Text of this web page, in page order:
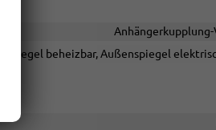
beheizbar, Außenspiegel